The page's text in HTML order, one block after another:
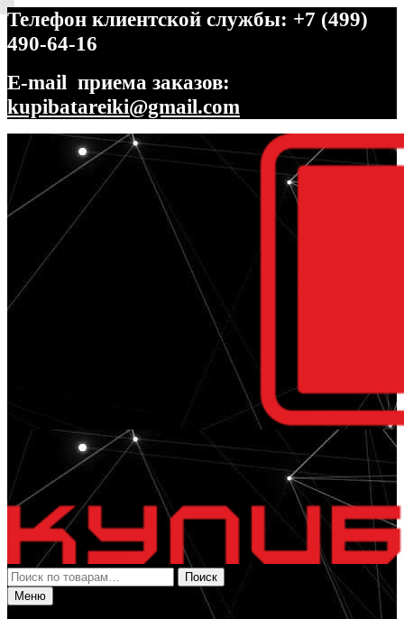
Телефон клиентской службы: +7 (499)
490-64-16
E-mail приема заказов:
kupibatareiki@gmail.com
Перейти
навигации
Перейти
содержимому
Искать:
Поиск
Меню